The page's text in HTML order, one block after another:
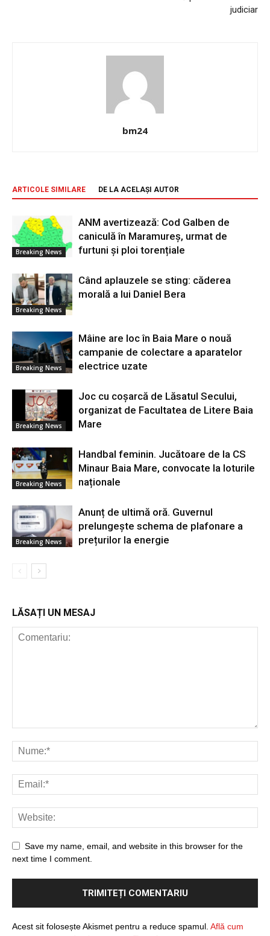
judiciar
bm24
ARTICOLE SIMILARE DE LA ACELAȘI AUTOR
Breaking News
ANM avertizează: Cod Galben de
caniculă în Maramureș, urmat de
furtuni și ploi torențiale
Breaking News
Când aplauzele se sting: căderea
morală a lui Daniel Bera
Breaking News
Mâine are loc în Baia Mare o nouă
campanie de colectare a aparatelor
electrice uzate
Breaking News
Joc cu coșarcă de Lăsatul Secului,
organizat de Facultatea de Litere Baia
Mare
Breaking News
Handbal feminin. Jucătoare de la CS
Minaur Baia Mare, convocate la loturile
naționale
Breaking News
Anunț de ultimă oră. Guvernul
prelungește schema de plafonare a
prețurilor la energie
LĂSAȚI UN MESAJ
Save my name, email, and website in this browser for the
next time I comment.
Acest sit folosește Akismet pentru a reduce spamul. Află cum